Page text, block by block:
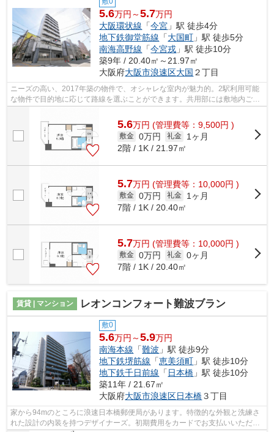
5.6万円～5.7万円
大阪環状線 「今宮 」駅 徒歩4分
地下鉄御堂筋線 「大国町 」駅 徒歩5分
南海高野線 「今宮戎 」駅 徒歩10分
築9年 / 20.40㎡～21.97㎡
大阪府大阪市浪速区大国 ２丁目
ニーズの高い、2017年築の物件で、オシャレな室内が魅力的。2駅利用可能
な物件で目的地に応じて路線を選ぶことができます。共用部には敷地内ごみ
5.6万円 (管理費等：9,500円 )
敷金 0万円 礼金
1ヶ月
2階 / 1K / 21.97㎡
5.7万円 (管理費等：10,000円 )
敷金 0万円 礼金
1ヶ月
7階 / 1K / 20.40㎡
5.7万円 (管理費等：10,000円 )
敷金 0万円 礼金 0ヶ月
7階 / 1K / 20.40㎡
賃貸 | マンション レオンコンフォート難波ブラン
敷0
5.6万円～5.9万円
南海本線 「難波 」駅 徒歩9分
地下鉄堺筋線 「恵美須町 」駅 徒歩10分
地下鉄千日前線 「 日本橋 」駅 徒歩10分
築11年 / 21.67㎡
大阪府大阪市浪速区日本橋３丁目
家から94mのところに浪速日本橋郵便局があります。特徴的な外観と洗練さ
れた設計の内装を持つデザイナーズ。初期費用をカードでお支払いいただけ